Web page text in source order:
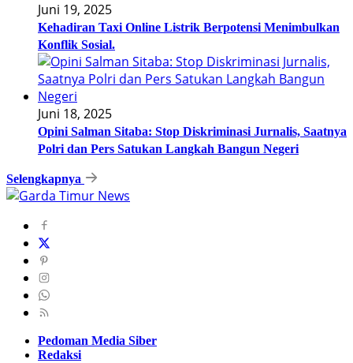
Juni 19, 2025
Kehadiran Taxi Online Listrik Berpotensi Menimbulkan
Konflik Sosial.
Juni 18, 2025
Opini Salman Sitaba: Stop Diskriminasi Jurnalis, Saatnya
Polri dan Pers Satukan Langkah Bangun Negeri
Selengkapnya
Pedoman Media Siber
Redaksi